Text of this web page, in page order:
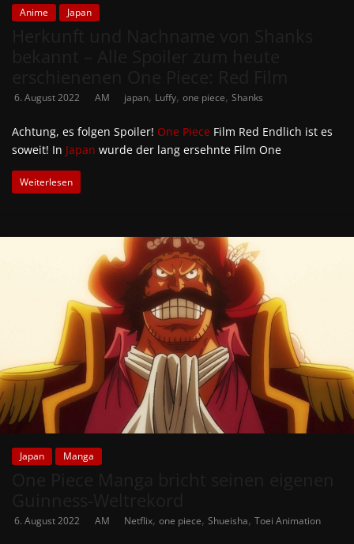
Anime Japan
6. August 2022 AM japan, Luffy, one piece, Shanks
Achtung, es folgen Spoiler! One Piece Film Red Endlich ist es
soweit! In Japan wurde der lang ersehnte Film One
Weiterlesen
Japan Manga
6. August 2022 AM Netflix, one piece, Shueisha, Toei Animation